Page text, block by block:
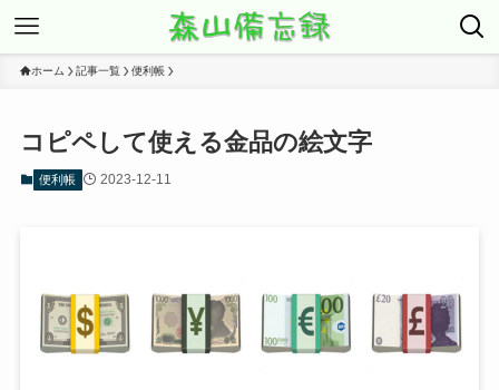
ホーム 記事一覧 便利帳
コピペして使える金品の絵文字
便利帳 2023-12-11